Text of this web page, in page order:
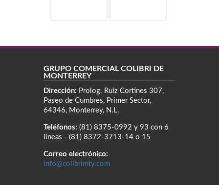
GRUPO COMERCIAL COLIBRÍ DE
MONTERREY
Dirección: Prolog. Ruiz Cortines 307,
Paseo de Cumbres, Primer Sector,
64346, Monterrey, N.L.
Teléfonos: (81) 8375-0992 y 93 con 6
líneas - (81) 8372-3713-14 o 15
Correo electrónico:
info@colibrimty.com